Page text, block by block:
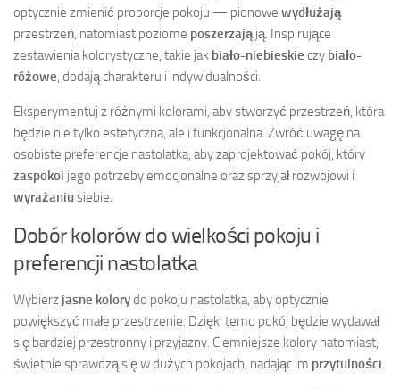
optycznie zmienić proporcje pokoju — pionowe wydłużają
przestrzeń, natomiast poziome poszerzają ją. Inspirujące
zestawienia kolorystyczne, takie jak biało-niebieskie czy biało-
różowe , dodają charakteru i indywidualności.
Eksperymentuj z różnymi kolorami, aby stworzyć przestrzeń, która
będzie nie tylko estetyczna, ale i funkcjonalna. Zwróć uwagę na
osobiste preferencje nastolatka, aby zaprojektować pokój, który
zaspokoi jego potrzeby emocjonalne oraz sprzyjał rozwojowi i
wyrażaniusiebie.
Dobór kolorów do wielkości pokoju i
preferencji nastolatka
Wybierz jasne kolorydo pokoju nastolatka, aby optycznie
powiększyć małe przestrzenie. Dzięki temu pokój będzie wydawał
się bardziej przestronny i przyjazny. Ciemniejsze kolory natomiast,
świetnie sprawdzą się w dużych pokojach, nadając im przytulności